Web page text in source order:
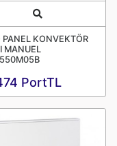
Quick View
PANEL KONVEKTÖR
MANUEL
PortTL